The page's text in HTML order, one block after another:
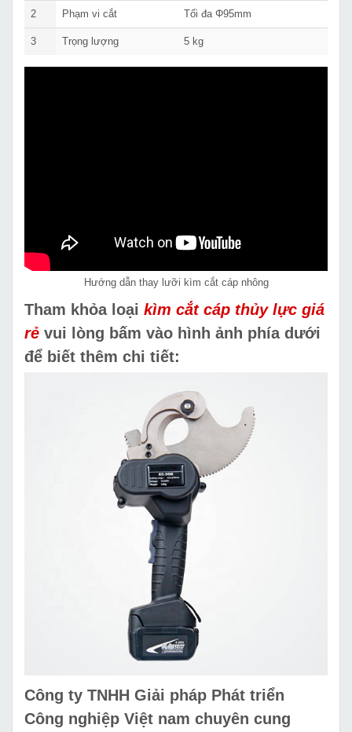
2 Phạm vi cắt Tối đa Φ95mm
3 Trọng lượng 5 kg
Hướng dẫn thay lưỡi kìm cắt cáp nhông
Tham khỏa loại kìm cắt cáp thủy lực giá
rẻ vui lòng bấm vào hình ảnh phía dưới
để biết thêm chi tiết:
Công ty TNHH Giải pháp Phát triển
Công nghiệp Việt nam chuyên cung